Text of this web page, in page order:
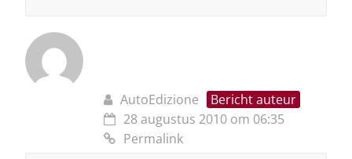
AutoEdizione
Bericht auteur
28 augustus 2010 om 06:35
Permalink